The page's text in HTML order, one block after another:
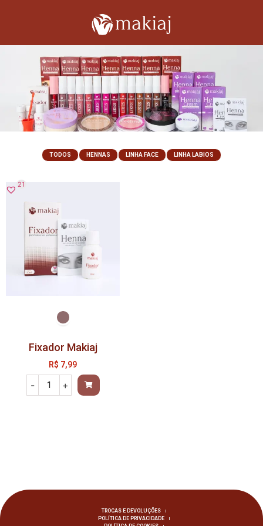
TODOS HENNAS LINHA FACE LINHA LABIOS
21
Fixador Makiaj
R$ 7,99
- +
TROCAS E DEVOLUÇÕES
POLÍTICA DE PRIVACIDADE